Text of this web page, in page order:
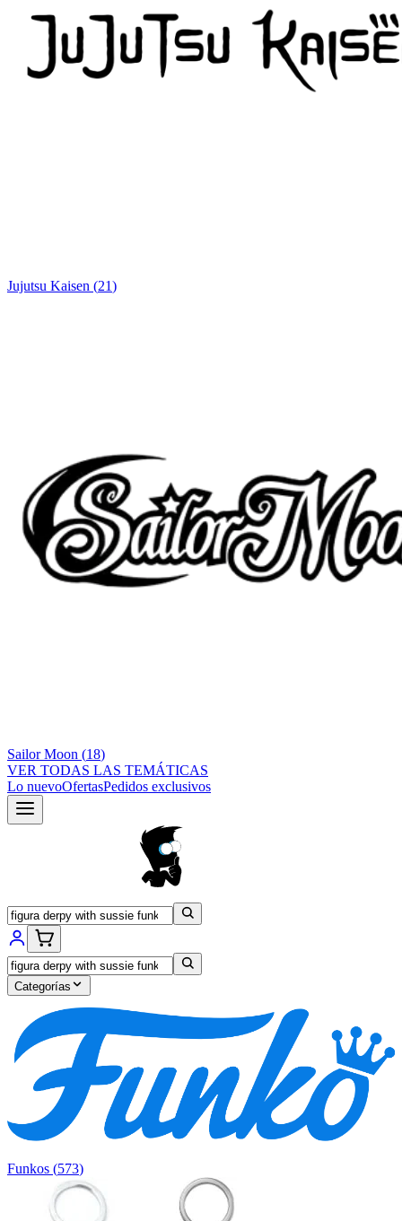
Jujutsu Kaisen (21)
Sailor Moon (18)
VER TODAS LAS TEMÁTICAS
Lo nuevoOfertasPedidos exclusivos
Categorías
Funkos (573)